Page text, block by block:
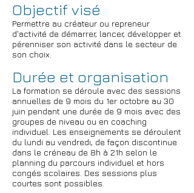
Objectif visé
Permettre au créateur ou repreneur
d'activité de démarrer, lancer, développer et
pérenniser son activité dans le secteur de
son choix.
Durée et organisation
La formation se déroule avec des sessions
annuelles de 9 mois du 1er octobre au 30
juin pendant une durée de 9 mois avec des
groupes de niveau ou en coaching
individuel. Les enseignements se déroulent
du lundi au vendredi, de façon discontinue
dans le créneau de 8h à 21h selon le
planning du parcours individuel et hors
congés scolaires. Des sessions plus
courtes sont possibles.